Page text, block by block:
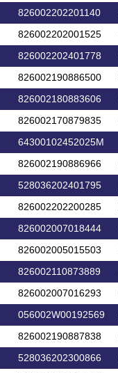
826002202201140
826002202001525
826002202401778
826002190886500
826002180883606
826002170879835
64300102452025M
826002190886966
528036202401795
826002202200285
826002007018444
826002005015503
826002110873889
826002007016293
056002W00192569
826002190887838
528036202300866